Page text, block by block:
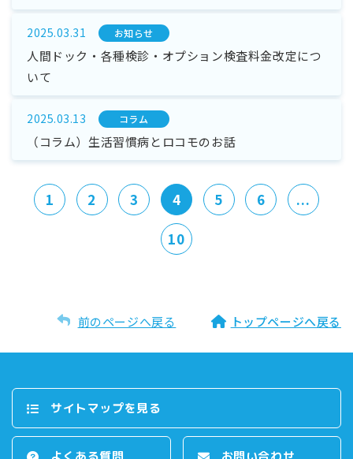
2025.03.31 お知らせ
人間ドック・各種検診・オプション検査料金改定につ
いて
2025.03.13 コラム
（コラム）生活習慣病とロコモのお話
1 2 3 4 5 6
...
10
前のページへ戻る トップページへ戻る
サイトマップを⾒る